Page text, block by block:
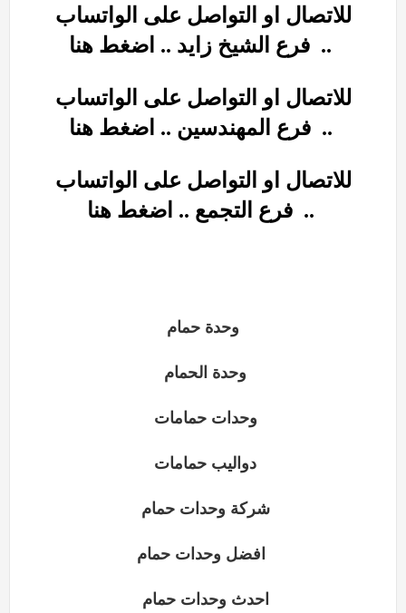
للاتصال او التواصل على الواتساب
.. فرع الشيخ زايد
للاتصال او التواصل على الواتساب
.. فرع المهندسين
للاتصال او التواصل على الواتساب
.. فرع التجمع
وحدة حمام
وحدة الحمام
وحدات حمامات
دواليب حمامات
شركة وحدات حمام
احدث وحدات حمام